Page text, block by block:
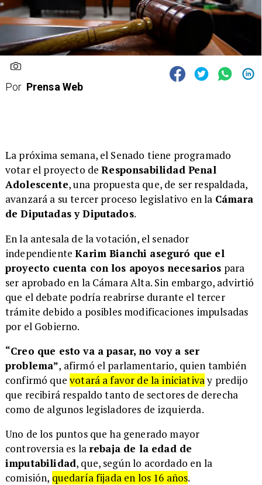
Por Prensa Web
La próxima semana, el Senado tiene programado
votar el proyecto deResponsabilidad Penal
Adolescente, una propuesta que, de ser respaldada,
avanzará a su tercer proceso legislativo en la Cámara
de Diputadas y Diputados.
En la antesala de la votación, el senador
independienteKarim Bianchi aseguró que el
proyecto cuenta con los apoyos necesarios para
ser aprobado en la Cámara Alta. Sin embargo, advirtió
que el debate podría reabrirse durante el tercer
trámite debido a posibles modificaciones impulsadas
por el Gobierno.
“Creo que esto va a pasar, no voy a ser
problema”, afirmó el parlamentario, quien también
confirmó quevotará a favor de la iniciativay predijo
que recibirá respaldo tanto de sectores de derecha
como de algunos legisladores de izquierda.
Uno de los puntos que ha generado mayor
controversia es larebaja de la edad de
imputabilidad, que, según lo acordado en la
comisión, quedaría fijada en los 16 años.